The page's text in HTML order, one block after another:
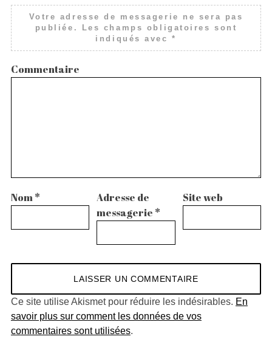
Votre adresse de messagerie ne sera pas
publiée.
Les champs obligatoires sont
indiqués avec*
Commentaire
Nom*
Adresse de
messagerie *
Site web
Ce site utilise Akismet pour réduire les indésirables. En
savoir plus sur comment les données de vos
commentaires sont utilisées.